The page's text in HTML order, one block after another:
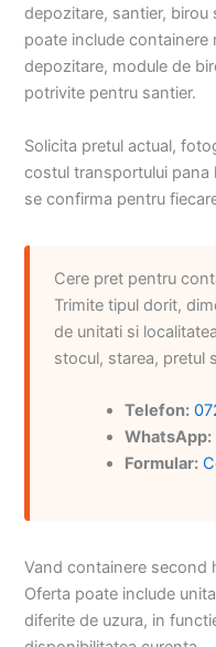
depozitare, santier, birou
poate include containere
depozitare, module de
potrivite pentru santier.
Solicita pretul actual,
costul transportului pana
se confirma pentru
Cere pret pentru
Trimite tipul dorit,
de unitati si
stocul, starea, pretul
Telefon:
WhatsApp:
Formular:
Vand containere second
Oferta poate include
diferite de uzura, in